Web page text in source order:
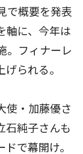
で概要を発表
軸に、今年は
。フィナーレ
られる。
使・加藤優さ
石純子さんも
で幕開け。